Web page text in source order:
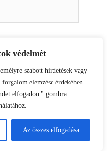
védelmét
szabott hirdetések vagy
elemzése érdekében
elfogadom" gombra
Az összes elfogadása